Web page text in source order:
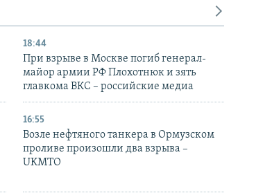
18:44
При взрыве в Москве погиб генерал-
майор армии РФ Плохотнюк и зять
главкома ВКС – российские медиа
16:55
Возле нефтяного танкера в Ормузском
проливе произошли два взрыва –
UKMTO